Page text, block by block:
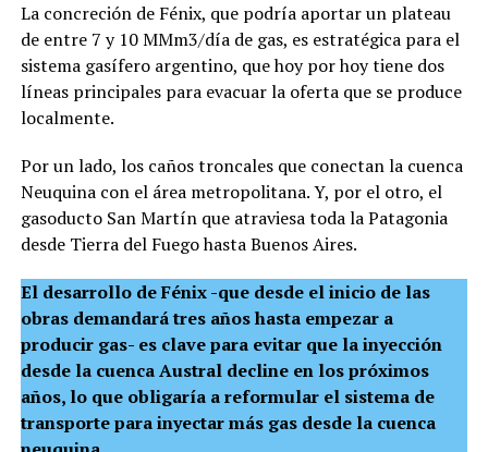
La concreción de Fénix, que podría aportar un plateau
de entre 7 y 10 MMm3/día de gas, es estratégica para el
sistema gasífero argentino, que hoy por hoy tiene dos
líneas principales para evacuar la oferta que se produce
localmente.
Por un lado, los caños troncales que conectan la cuenca
Neuquina con el área metropolitana. Y, por el otro, el
gasoducto San Martín que atraviesa toda la Patagonia
desde Tierra del Fuego hasta Buenos Aires.
El desarrollo de Fénix -que desde el inicio de las
obras demandará tres años hasta empezar a
producir gas- es clave para evitar que la inyección
desde la cuenca Austral decline en los próximos
años, lo que obligaría a reformular el sistema de
transporte para inyectar más gas desde la cuenca